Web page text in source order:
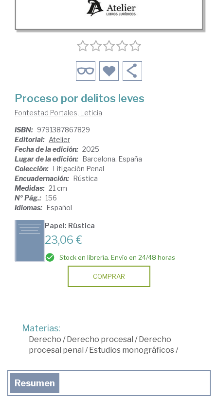
Proceso por delitos leves
Fontestad Portales, Leticia
ISBN: 9791387867829
Editorial: Atelier
Fecha de la edición: 2025
Lugar de la edición: Barcelona. España
Colección: Litigación Penal
Encuadernación: Rústica
Medidas: 21 cm
Nº Pág.: 156
Idiomas: Español
Papel: Rústica
23,06 €
Stock en librería. Envío en 24/48 horas
COMPRAR
Materias:
Derecho / Derecho procesal / Derecho
procesal penal / Estudios monográficos/
Resumen